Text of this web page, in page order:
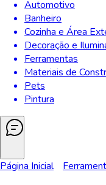
Automotivo
Banheiro
Cozinha e Área
Decoração e
Ferramentas
Materiais de
Pets
Pintura
Página Inicial